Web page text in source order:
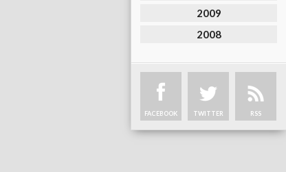
2009
2008
FACEBOOK TWITTER RSS